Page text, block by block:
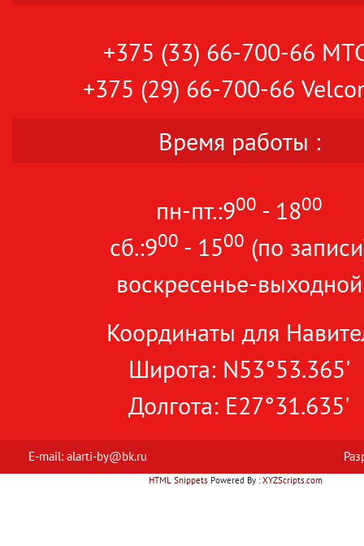
+375 (33) 66-700-66
+375 (29) 66-700-66
Время работы :
пн-пт.:900 - 1800
сб.:900 - 1500 (по
воскресенье-выходной
Координаты для
Широта: N53°53.365'
Долгота: E27°31.635'
E-mail: alarti-by@bk.ru
HTML Snippets Powered By :XYZScripts.com